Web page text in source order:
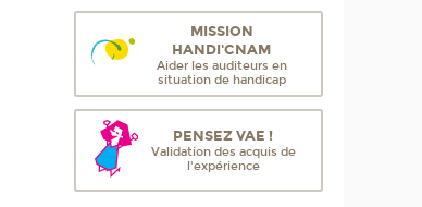
MISSION
HANDI'CNAM
Aider les auditeurs en
situation de handicap
PENSEZ VAE !
Validation des acquis de
l'expérience